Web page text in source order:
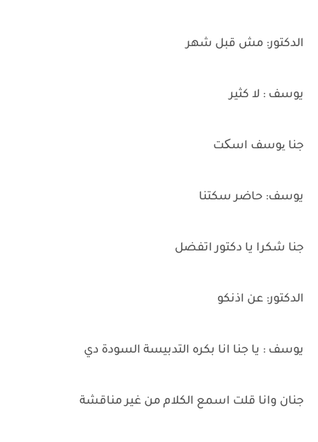
الدكتور: مش قبل شهر
يوسف : لا كثير
جنا یوسف اسکت
يوسف: حاضر سكتنا
جنا شكرا يا دكتور اتفضل
الدكتور: عن اذنكو
يوسف : يا جنا انا بكره التدبيسة السودة دي
جنان وانا قلت اسمع الكلام من غير مناقشة